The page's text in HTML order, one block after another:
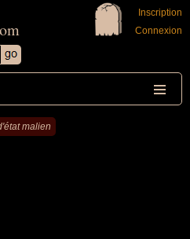
Inscription
Connexion
malien